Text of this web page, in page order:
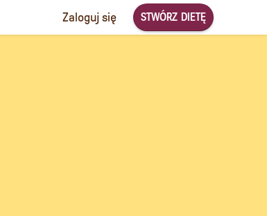
Zaloguj się STWÓRZ DIETĘ